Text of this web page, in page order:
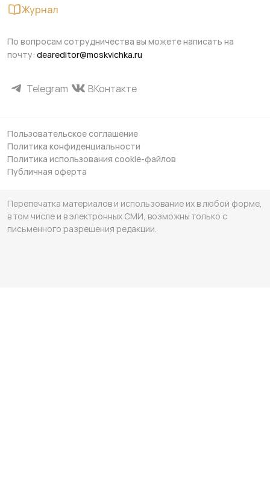
Журнал
По вопросам сотрудничества вы можете написать на
почту: deareditor@moskvichka.ru
Telegram ВКонтакте
Пользовательское соглашение
Политика конфиденциальности
Политика использования cookie-файлов
Публичная оферта
Перепечатка материалов и использование их в любой форме,
в том числе и в электронных СМИ, возможны только с
письменного разрешения редакции.